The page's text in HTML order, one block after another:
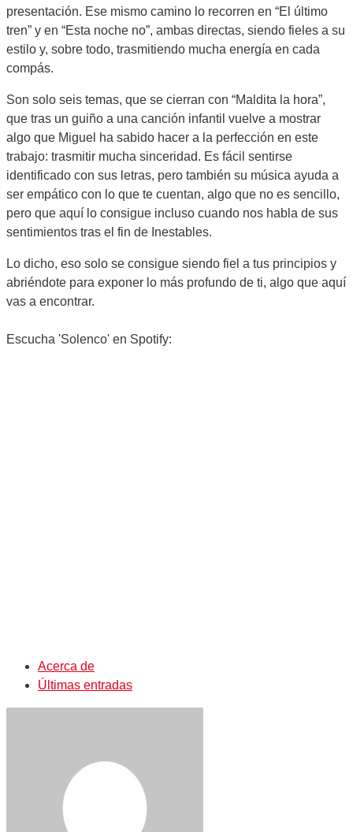
presentación. Ese mismo camino lo recorren en “El último
tren” y en “Esta noche no”, ambas directas, siendo fieles a su
estilo y, sobre todo, trasmitiendo mucha energía en cada
compás.
Son solo seis temas, que se cierran con “Maldita la hora”,
que tras un guiño a una canción infantil vuelve a mostrar
algo que Miguel ha sabido hacer a la perfección en este
trabajo: trasmitir mucha sinceridad. Es fácil sentirse
identificado con sus letras, pero también su música ayuda a
ser empático con lo que te cuentan, algo que no es sencillo,
pero que aquí lo consigue incluso cuando nos habla de sus
sentimientos tras el fin de Inestables.
Lo dicho, eso solo se consigue siendo fiel a tus principios y
abriéndote para exponer lo más profundo de ti, algo que aquí
vas a encontrar.
Escucha 'Solenco' en Spotify:
Acerca de
Últimas entradas